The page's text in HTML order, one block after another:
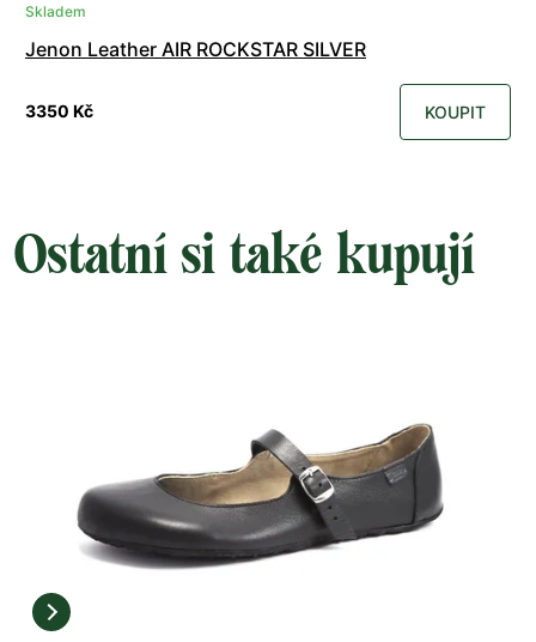
Skladem
Jenon Leather AIR ROCKSTAR SILVER
3350 Kč KOUPIT
Ostatní si také kupují